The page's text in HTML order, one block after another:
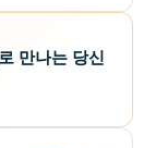
만나는 당신